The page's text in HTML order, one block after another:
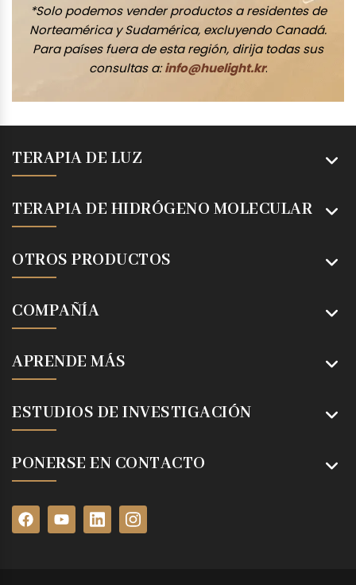
*Solo podemos vender productos a residentes de
Norteamérica y Sudamérica, excluyendo Canadá.
Para países fuera de esta región, dirija todas sus
consultas a:info@huelight.kr.
TERAPIA DE LUZ
TERAPIA DE HIDRÓGENO MOLECULAR
OTROS PRODUCTOS
COMPAÑÍA
APRENDE MÁS
ESTUDIOS DE INVESTIGACIÓN
PONERSE EN CONTACTO